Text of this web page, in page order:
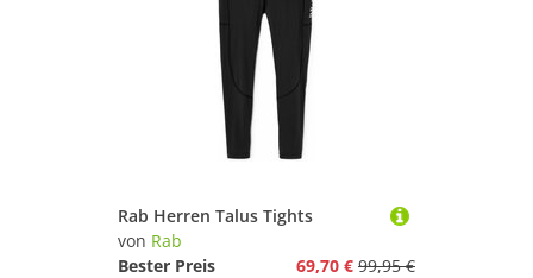
Rab Herren Talus Tights
von Rab
Bester Preis
69,70 € 99,95 €